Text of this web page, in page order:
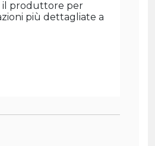
produttore per
più dettagliate a